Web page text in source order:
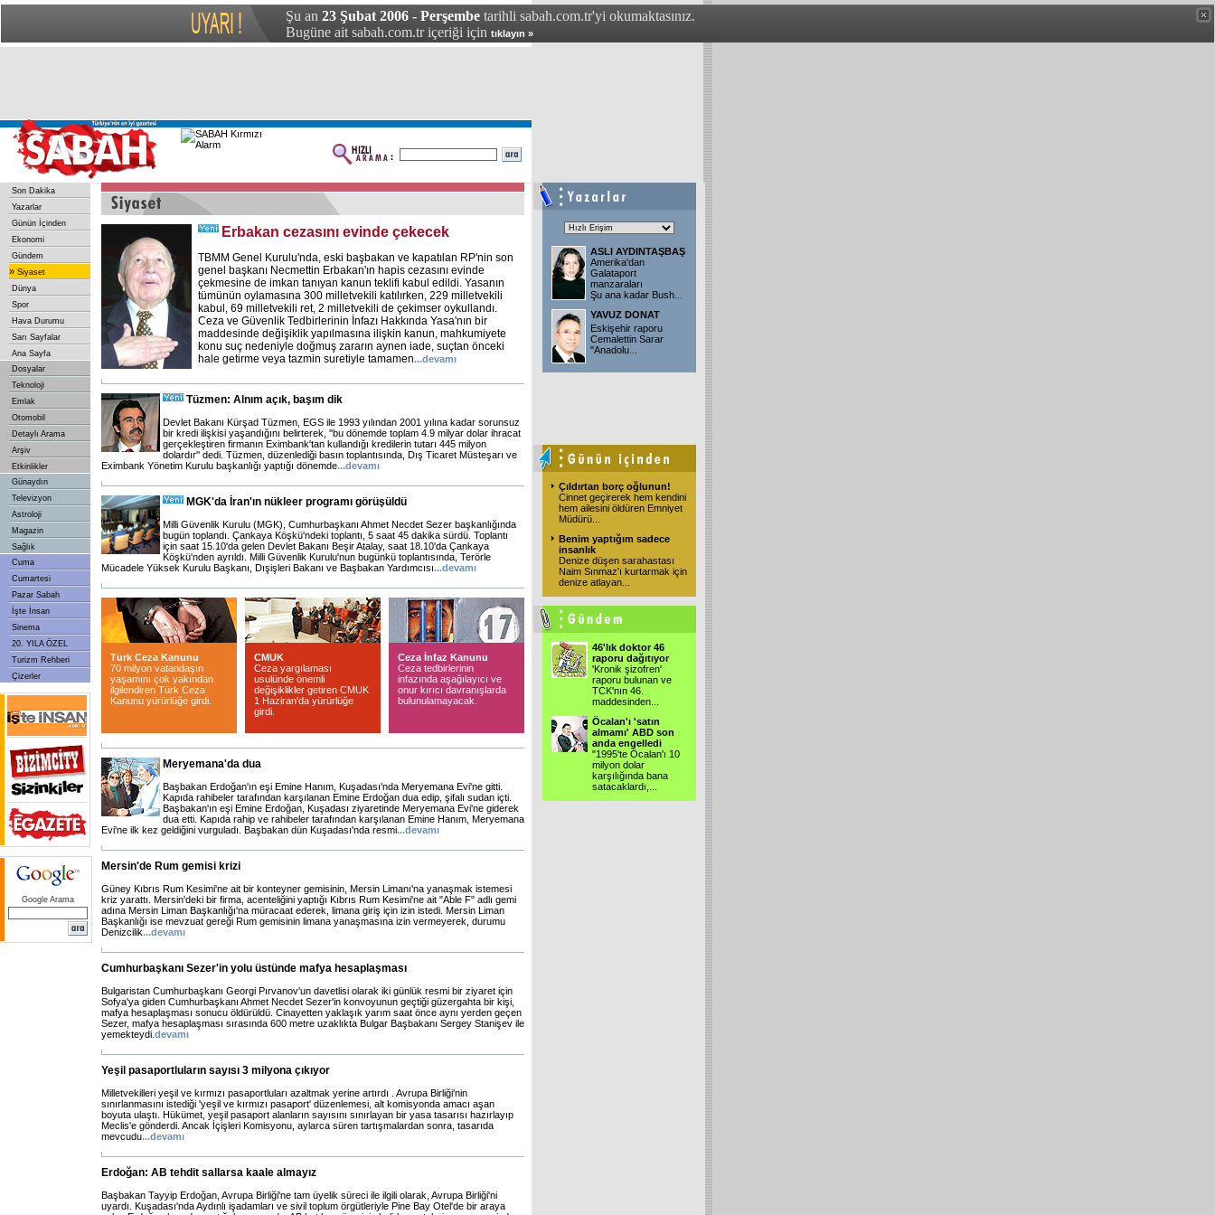
Şu an 23 Şubat 2006 - Perşembe tarihli sabah.com.tr'yi okumaktasınız.
Bugüne ait sabah.com.tr içeriği için tıklayın »
Son Dakika
Yazarlar
Günün İçinden
Ekonomi
Gündem
» Siyaset
Dünya
Spor
Hava Durumu
Sarı Sayfalar
Ana Sayfa
Dosyalar
Teknoloji
Emlak
Otomobil
Detaylı Arama
Arşiv
Etkinlikler
Günaydın
Televizyon
Astroloji
Magazin
Sağlık
Cuma
Cumartesi
Pazar Sabah
İşte İnsan
Sinema
20. YILA ÖZEL
Turizm Rehberi
Çizerler
Google Arama
Erbakan cezasını evinde çekecek
TBMM Genel Kurulu'nda, eski başbakan ve kapatılan RP'nin son
genel başkanı Necmettin Erbakan'ın hapis cezasını evinde
çekmesine de imkan tanıyan kanun teklifi kabul edildi. Yasanın
tümünün oylamasına 300 milletvekili katılırken, 229 milletvekili
kabul, 69 milletvekili ret, 2 milletvekili de çekimser oykullandı.
Ceza ve Güvenlik Tedbirlerinin İnfazı Hakkında Yasa'nın bir
maddesinde değişiklik yapılmasına ilişkin kanun, mahkumiyete
konu suç nedeniyle doğmuş zararın aynen iade, suçtan önceki
hale getirme veya tazmin suretiyle tamamen...devamı
Tüzmen: Alnım açık, başım dik
Devlet Bakanı Kürşad Tüzmen, EGS ile 1993 yılından 2001 yılına kadar sorunsuz
bir kredi ilişkisi yaşandığını belirterek, ''bu dönemde toplam 4.9 milyar dolar ihracat
gerçekleştiren firmanın Eximbank'tan kullandığı kredilerin tutarı 445 milyon
dolardır'' dedi. Tüzmen, düzenlediği basın toplantısında, Dış Ticaret Müsteşarı ve
Eximbank Yönetim Kurulu başkanlığı yaptığı dönemde...devamı
MGK'da İran'ın nükleer programı görüşüldü
Milli Güvenlik Kurulu (MGK), Cumhurbaşkanı Ahmet Necdet Sezer başkanlığında
bugün toplandı. Çankaya Köşkü'ndeki toplantı, 5 saat 45 dakika sürdü. Toplantı
için saat 15.10'da gelen Devlet Bakanı Beşir Atalay, saat 18.10'da Çankaya
Köşkü'nden ayrıldı. Milli Güvenlik Kurulu'nun bugünkü toplantısında, Terörle
Mücadele Yüksek Kurulu Başkanı, Dışişleri Bakanı ve Başbakan Yardımcısı...devamı
Türk Ceza Kanunu
70 milyon vatandaşın
yaşamını çok yakından
ilgilendiren Türk Ceza
Kanunu yürürlüğe girdi.
CMUK
Ceza yargılaması
usulünde önemli
değişiklikler getiren CMUK
1 Haziran'da yürürlüğe
girdi.
Ceza İnfaz Kanunu
Ceza tedbirlerinin
infazında aşağılayıcı ve
onur kırıcı davranışlarda
bulunulamayacak.
Meryemana'da dua
Başbakan Erdoğan'ın eşi Emine Hanım, Kuşadası'nda Meryemana Evi'ne gitti.
Kapıda rahibeler tarafından karşılanan Emine Erdoğan dua edip, şifalı sudan içti.
Başbakan'ın eşi Emine Erdoğan, Kuşadası ziyaretinde Meryemana Evi'ne giderek
dua etti. Kapıda rahip ve rahibeler tarafından karşılanan Emine Hanım, Meryemana
Evi'ne ilk kez geldiğini vurguladı. Başbakan dün Kuşadası'nda resmi...devamı
Mersin'de Rum gemisi krizi
Güney Kıbrıs Rum Kesimi'ne ait bir konteyner gemisinin, Mersin Limanı'na yanaşmak istemesi
kriz yarattı. Mersin'deki bir firma, acenteliğini yaptığı Kıbrıs Rum Kesimi'ne ait "Able F" adlı gemi
adına Mersin Liman Başkanlığı'na müracaat ederek, limana giriş için izin istedi. Mersin Liman
Başkanlığı ise mevzuat gereği Rum gemisinin limana yanaşmasına izin vermeyerek, durumu
Denizcilik...devamı
Cumhurbaşkanı Sezer'in yolu üstünde mafya hesaplaşması
Bulgaristan Cumhurbaşkanı Georgi Pırvanov'un davetlisi olarak iki günlük resmi bir ziyaret için
Sofya'ya giden Cumhurbaşkanı Ahmet Necdet Sezer'in konvoyunun geçtiği güzergahta bir kişi,
mafya hesaplaşması sonucu öldürüldü. Cinayetten yaklaşık yarım saat önce aynı yerden geçen
Sezer, mafya hesaplaşması sırasında 600 metre uzaklıkta Bulgar Başbakanı Sergey Stanişev ile
yemekteydi. devamı
Yeşil pasaportluların sayısı 3 milyona çıkıyor
Milletvekilleri yeşil ve kırmızı pasaportluları azaltmak yerine artırdı . Avrupa Birliği'nin
sınırlanmasını istediği 'yeşil ve kırmızı pasaport' düzenlemesi, alt komisyonda amacı aşan
boyuta ulaştı. Hükümet, yeşil pasaport alanların sayısını sınırlayan bir yasa tasarısı hazırlayıp
Meclis'e gönderdi. Ancak İçişleri Komisyonu, aylarca süren tartışmalardan sonra, tasarıda
mevcudu...devamı
Erdoğan: AB tehdit sallarsa kaale almayız
Başbakan Tayyip Erdoğan, Avrupa Birliği'ne tam üyelik süreci ile ilgili olarak, Avrupa Birliği'ni
uyardı. Kuşadası'nda Aydınlı işadamları ve sivil toplum örgütleriyle Pine Bay Otel'de bir araya
ASLI AYDINTAŞBAŞ
Amerika'dan
Galataport
manzaraları
Şu ana kadar Bush...
YAVUZ DONAT
Eskişehir raporu
Cemalettin Sarar
"Anadolu...
Çıldırtan borç oğlunun!
Cinnet geçirerek hem kendini
hem ailesini öldüren Emniyet
Müdürü...
Benim yaptığım sadece
insanlık
Denize düşen sarahastası
Naim Sınmaz'ı kurtarmak için
denize atlayan...
46'lık doktor 46
raporu dağıtıyor
'Kronik şizofren'
raporu bulunan ve
TCK'nın 46.
maddesinden...
Öcalan'ı 'satın
almamı' ABD son
anda engelledi
"1995'te Öcalan'ı 10
milyon dolar
karşılığında bana
satacaklardı,...